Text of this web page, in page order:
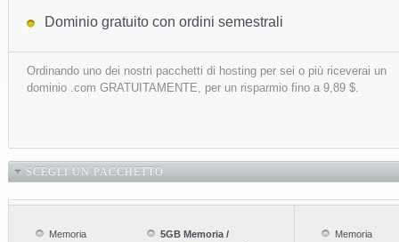
Dominio gratuito con ordini semestrali
Ordinando uno dei nostri pacchetti di hosting per sei o più riceverai un
dominio .com GRATUITAMENTE, per un risparmio fino a 9,89 $.
SCEGLI UN PACCHETTO
Memoria
5GB Memoria /
Memoria